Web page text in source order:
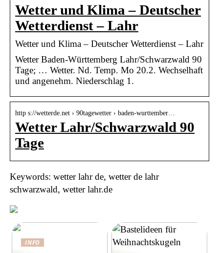
Wetter und Klima – Deutscher
Wetterdienst – Lahr
Wetter und Klima – Deutscher Wetterdienst – Lahr
Wetter Baden-Württemberg Lahr/Schwarzwald 90
Tage; … Wetter. Nd. Temp. Mo 20.2. Wechselhaft
und angenehm. Niederschlag 1.
http s://wetterde.net › 90tagewetter › baden-wurttember…
Wetter Lahr/Schwarzwald 90
Tage
Keywords: wetter lahr de, wetter de lahr
schwarzwald, wetter lahr.de
INFO